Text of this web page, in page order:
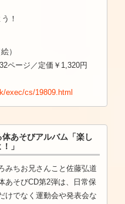
！
）
ページ／定価￥1,320円
exec/cs/19809.html
あそびアルバム「楽し
」
みちお兄さんこと佐藤弘道
あそびCD第2弾は、日常保
けでなく運動会や発表会な